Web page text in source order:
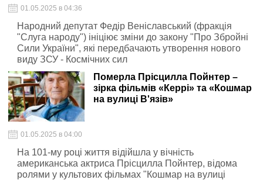
01.05.2025 в 04:36
Народний депутат Федір Веніславський (фракція
"Слуга народу") ініціює зміни до закону "Про Збройні
Сили України", які передбачають утворення нового
виду ЗСУ - Космічних сил
Померла Прісцилла Пойнтер –
зірка фільмів «Керрі» та «Кошмар
на вулиці В'язів»
01.05.2025 в 04:00
На 101-му році життя відійшла у вічність
американська актриса Прісцилла Пойнтер, відома
ролями у культових фільмах "Кошмар на вулиці